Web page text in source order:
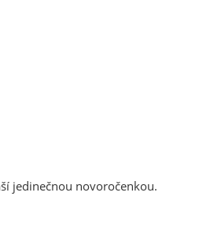
jedinečnou novoročenkou.